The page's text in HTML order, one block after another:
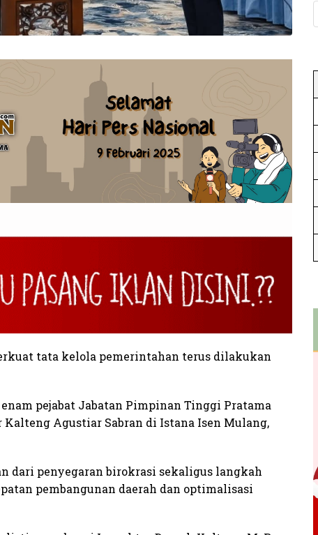
tata kelola pemerintahan terus dilakukan
pejabat Jabatan Pimpinan Tinggi Pratama
Agustiar Sabran di Istana Isen Mulang,
dari penyegaran birokrasi sekaligus langkah
pembangunan daerah dan optimalisasi